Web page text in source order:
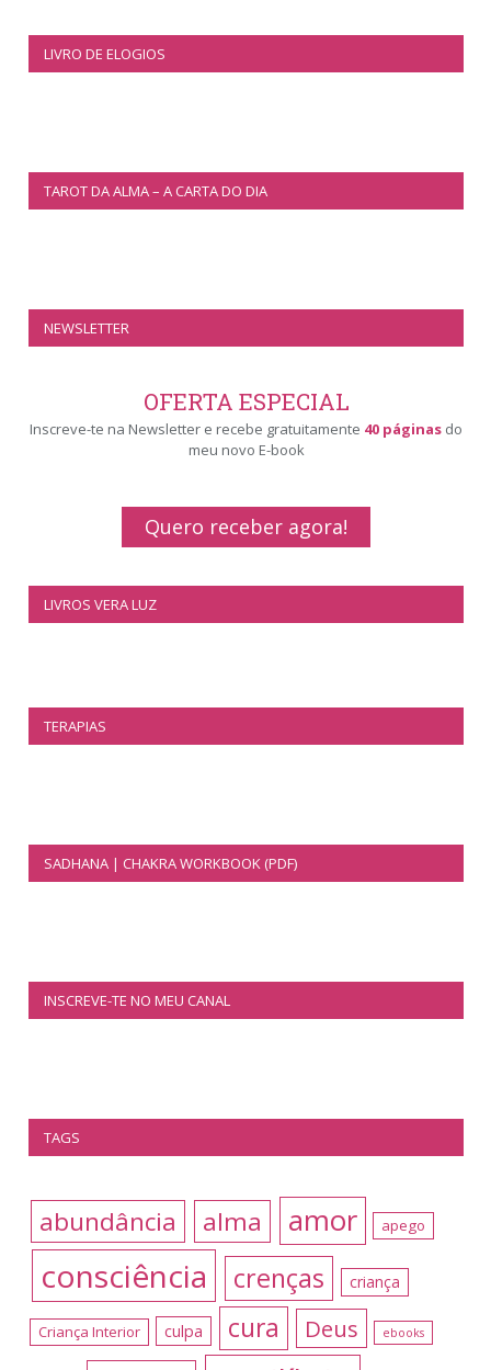
LIVRO DE ELOGIOS
TAROT DA ALMA – A CARTA DO DIA
NEWSLETTER
OFERTA ESPECIAL
Inscreve-te na Newsletter e recebe gratuitamente 40 páginas do
meu novo E-book
Quero receber agora!
LIVROS VERA LUZ
TERAPIAS
SADHANA | CHAKRA WORKBOOK (PDF)
INSCREVE-TE NO MEU CANAL
TAGS
abundância alma amor apego
consciência crenças criança
Criança Interior culpa cura Deus ebooks